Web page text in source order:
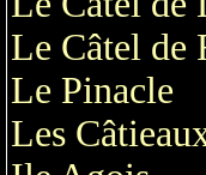
Le Câtel de
Le Pinacle
Les